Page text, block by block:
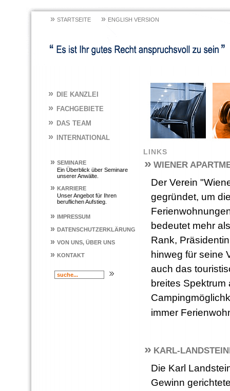
» STARTSEITE » ENGLISH VERSION
LINKS
» WIENER
Der Verein
gegründet, um
bedeutet mehr
Rank,
hinweg für seine
auch das
breites
immer
» KARL-
Die Karl
Gewinn
» DIE KANZLEI
» FACHGEBIETE
» DAS TEAM
» INTERNATIONAL
» SEMINARE
Ein Überblick über Seminare
unserer Anwälte.
» KARRIERE
Unser Angebot für Ihren
beruflichen Aufstieg.
» IMPRESSUM
» DATENSCHUTZERKLÄRUNG
» VON UNS, ÜBER UNS
» KONTAKT